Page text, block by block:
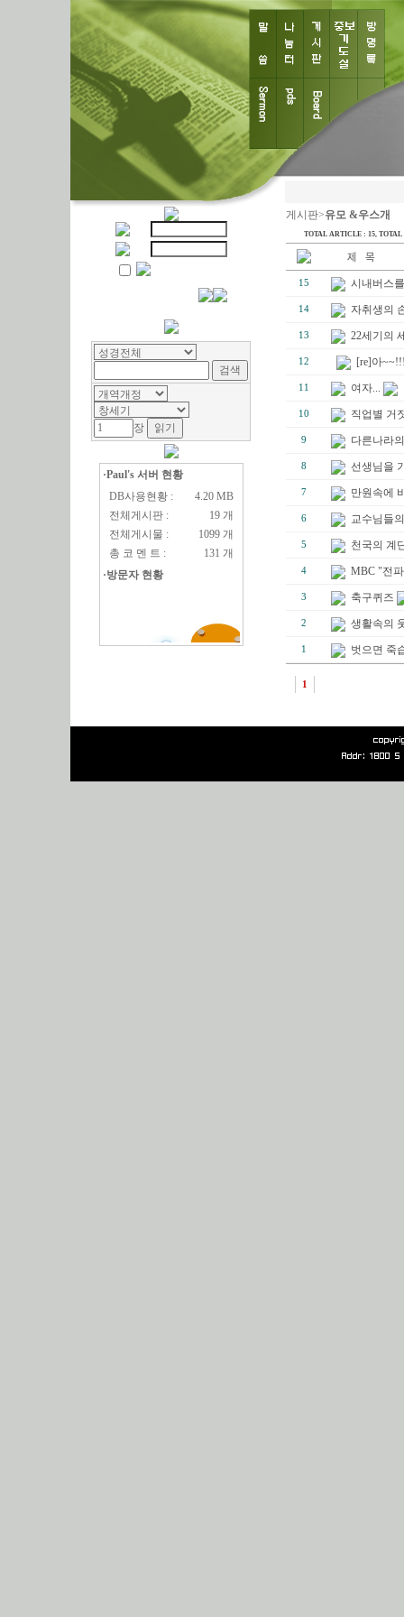
장
·Paul's 서버 현황
DB사용현황 :
4.20 MB
전체게시판 :
19 개
전체게시물 :
1099 개
총 코 멘 트 :
131 개
·방문자 현황
게시판>유모 &우스개
TOTAL ARTICLE : 15, TOTAL
15 시내버스
14 자취생의
13 22세기의
12 [re]아
11 여자...
10 직업별 거
9 다른나라
8 선생님을
7 만원속에
6 교수님들
5 천국의 계
4 MBC "전
3 축구퀴즈
2 생활속의
1 벗으면 죽
1